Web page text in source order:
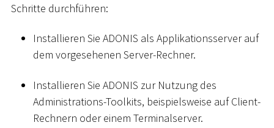
Schritte durchführen:
Installieren Sie ADONIS als Applikationsserver auf
dem vorgesehenen Server-Rechner.
Installieren Sie ADONIS zur Nutzung des
Administrations-Toolkits, beispielsweise auf Client-
Rechnern oder einem Terminalserver.